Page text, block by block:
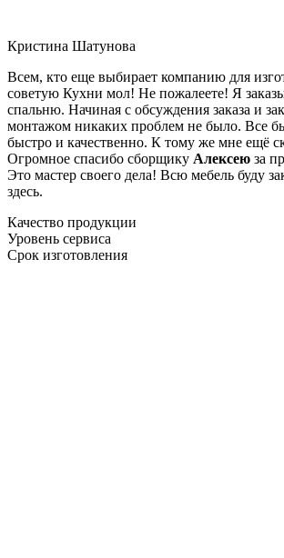
Кристина Шатунова
Всем, кто еще выбирает компанию для
советую Кухни мол! Не пожалеете! Я
спальню. Начиная с обсуждения заказа и
монтажом никаких проблем не было. Все
быстро и качественно. К тому же мне ещё
Огромное спасибо сборщику Алексею за
Это мастер своего дела! Всю мебель буду
здесь.
Качество продукции
Уровень сервиса
Срок изготовления